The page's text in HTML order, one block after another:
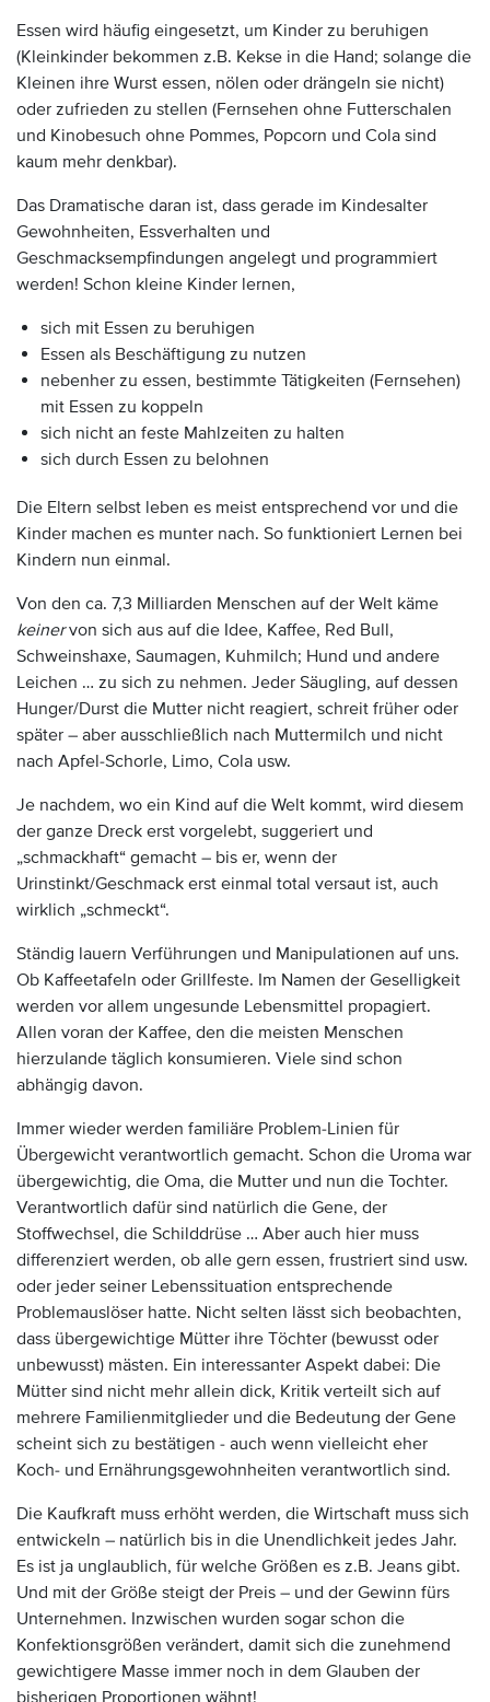
Essen wird häufig eingesetzt, um Kinder zu beruhigen
(Kleinkinder bekommen z.B. Kekse in die Hand; solange die
Kleinen ihre Wurst essen, nölen oder drängeln sie nicht)
oder zufrieden zu stellen (Fernsehen ohne Futterschalen
und Kinobesuch ohne Pommes, Popcorn und Cola sind
kaum mehr denkbar).
Das Dramatische daran ist, dass gerade im Kindesalter
Gewohnheiten, Essverhalten und
Geschmacksempfindungen angelegt und programmiert
werden! Schon kleine Kinder lernen,
sich mit Essen zu beruhigen
Essen als Beschäftigung zu nutzen
nebenher zu essen, bestimmte Tätigkeiten (Fernsehen)
mit Essen zu koppeln
sich nicht an feste Mahlzeiten zu halten
sich durch Essen zu belohnen
Die Eltern selbst leben es meist entsprechend vor und die
Kinder machen es munter nach. So funktioniert Lernen bei
Kindern nun einmal.
Von den ca. 7,3 Milliarden Menschen auf der Welt käme
keinervon sich aus auf die Idee, Kaffee, Red Bull,
Schweinshaxe, Saumagen, Kuhmilch; Hund und andere
Leichen … zu sich zu nehmen. Jeder Säugling, auf dessen
Hunger/Durst die Mutter nicht reagiert, schreit früher oder
später – aber ausschließlich nach Muttermilch und nicht
nach Apfel-Schorle, Limo, Cola usw.
Je nachdem, wo ein Kind auf die Welt kommt, wird diesem
der ganze Dreck erst vorgelebt, suggeriert und
„schmackhaft“ gemacht – bis er, wenn der
Urinstinkt/Geschmack erst einmal total versaut ist, auch
wirklich „schmeckt“.
Ständig lauern Verführungen und Manipulationen auf uns.
Ob Kaffeetafeln oder Grillfeste. Im Namen der Geselligkeit
werden vor allem ungesunde Lebensmittel propagiert.
Allen voran der Kaffee, den die meisten Menschen
hierzulande täglich konsumieren. Viele sind schon
abhängig davon.
Immer wieder werden familiäre Problem-Linien für
Übergewicht verantwortlich gemacht. Schon die Uroma war
übergewichtig, die Oma, die Mutter und nun die Tochter.
Verantwortlich dafür sind natürlich die Gene, der
Stoffwechsel, die Schilddrüse … Aber auch hier muss
differenziert werden, ob alle gern essen, frustriert sind usw.
oder jeder seiner Lebenssituation entsprechende
Problemauslöser hatte. Nicht selten lässt sich beobachten,
dass übergewichtige Mütter ihre Töchter (bewusst oder
unbewusst) mästen. Ein interessanter Aspekt dabei: Die
Mütter sind nicht mehr allein dick, Kritik verteilt sich auf
mehrere Familienmitglieder und die Bedeutung der Gene
scheint sich zu bestätigen - auch wenn vielleicht eher
Koch- und Ernährungsgewohnheiten verantwortlich sind.
Die Kaufkraft muss erhöht werden, die Wirtschaft muss sich
entwickeln – natürlich bis in die Unendlichkeit jedes Jahr.
Es ist ja unglaublich, für welche Größen es z.B. Jeans gibt.
Und mit der Größe steigt der Preis – und der Gewinn fürs
Unternehmen. Inzwischen wurden sogar schon die
Konfektionsgrößen verändert, damit sich die zunehmend
gewichtigere Masse immer noch in dem Glauben der
bisherigen Proportionen wähnt!